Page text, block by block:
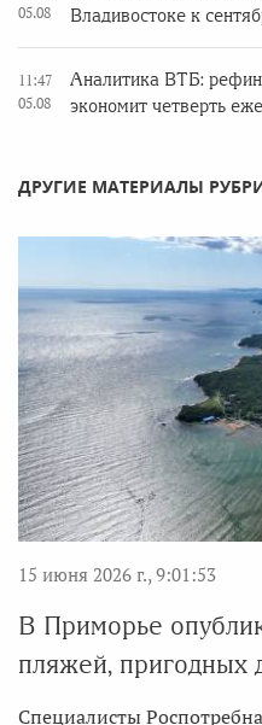
05.08
Владивостоке к
11:47
05.08
Аналитика ВТБ:
экономит четверть
ДРУГИЕ МАТЕРИАЛЫ
15 июня 2026 г., 9:01:53
В Приморье
пляжей, пригодных
Специалисты